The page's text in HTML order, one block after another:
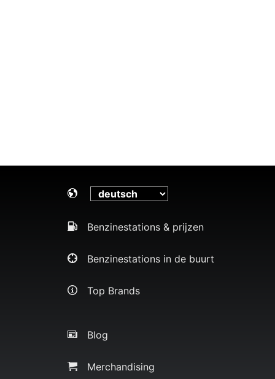
Benzinestations & prijzen
Benzinestations in de buurt
Top Brands
Blog
Merchandising